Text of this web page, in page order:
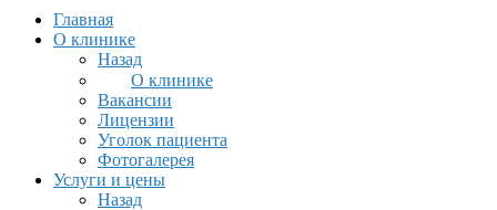
Главная
О клинике
Назад
О клинике
Вакансии
Лицензии
Уголок пациента
Фотогалерея
Услуги и цены
Назад